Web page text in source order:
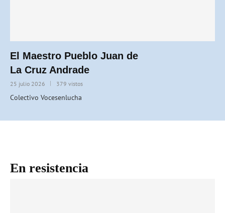
El Maestro Pueblo Juan de
La Cruz Andrade
25 julio 2026 379 vistos
Colectivo Vocesenlucha
En resistencia